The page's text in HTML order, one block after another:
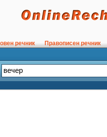
речник Правописен речник